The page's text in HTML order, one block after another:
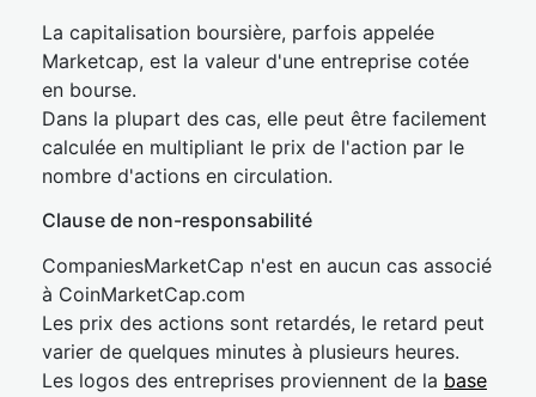
La capitalisation boursière, parfois appelée
Marketcap, est la valeur d'une entreprise cotée
en bourse.
Dans la plupart des cas, elle peut être facilement
calculée en multipliant le prix de l'action par le
nombre d'actions en circulation.
Clause de non-responsabilité
CompaniesMarketCap n'est en aucun cas associé
à CoinMarketCap.com
Les prix des actions sont retardés, le retard peut
varier de quelques minutes à plusieurs heures.
Les logos des entreprises proviennent de la base